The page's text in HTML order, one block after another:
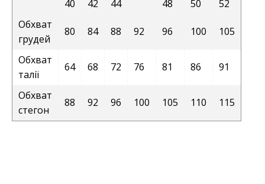
40
42
44
48
50
52
Обхват
грудей
80 84 88 92 96 100 105
Обхват
талії
64 68 72 76 81 86 91
Обхват
стегон
88 92 96 100 105 110 115